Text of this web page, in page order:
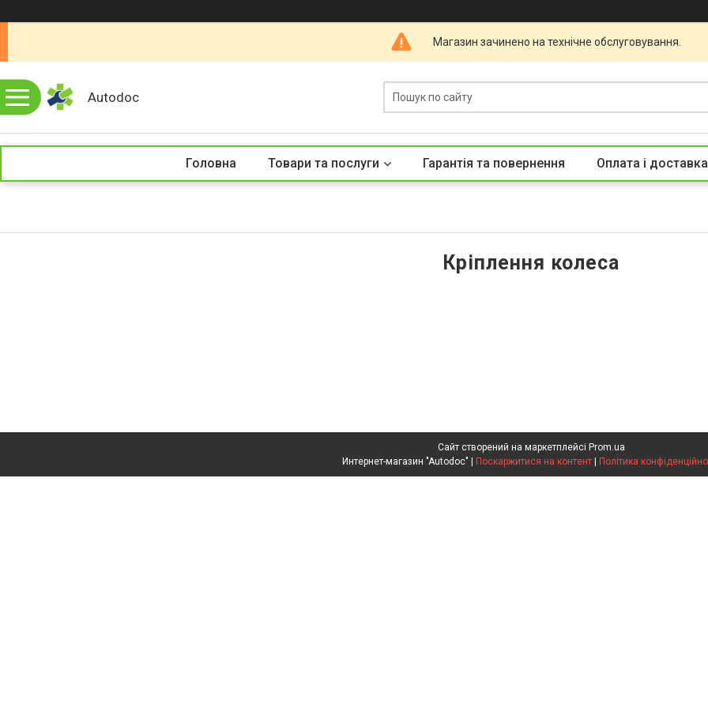
Магазин зачинено на технічне обслуговування.
Autodoc
Головна Товари та послуги Гарантія та повернення Оплата і доставка
Кріплення колеса
Сайт створений на маркетплейсі Prom.ua
Поскаржитися на контент Політика